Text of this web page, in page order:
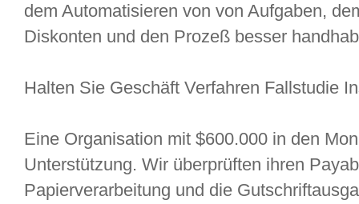
dem Automatisieren von von Aufgaben,
Diskonten und den Prozeß besser
Halten Sie Geschäft Verfahren Fallstudie
Eine Organisation mit $600.000 in den
Unterstützung. Wir überprüften ihren
Papierverarbeitung und die